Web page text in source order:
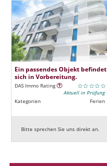
Ein passendes Objekt befindet
sich in Vorbereitung.
DAS Immo Rating
Aktuell in Prüfung
Kategorien
Ferien
Bitte sprechen Sie uns direkt an.